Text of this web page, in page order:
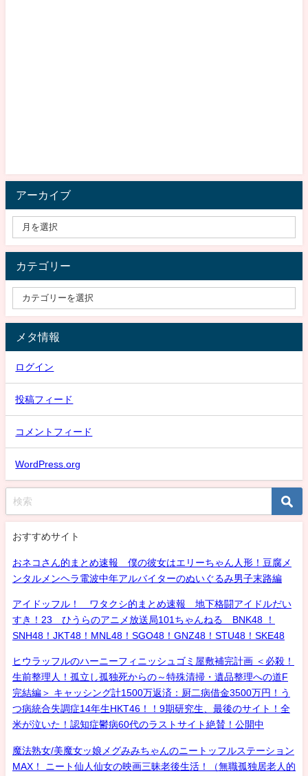
アーカイブ
カテゴリー
メタ情報
ログイン
投稿フィード
コメントフィード
WordPress.org
おすすめサイト
おネコさん的まとめ速報 僕の彼女はエリーちゃん人形！豆腐メ
ンタルメンヘラ電波中年アルバイターのぬいぐるみ男子末路編
アイドッフル！ ワタクシ的まとめ速報 地下格闘アイドルだい
すき！23 ひうらのアニメ放送局101ちゃんねる BNK48 ！
SNH48！JKT48！MNL48！SGO48！GNZ48！STU48！SKE48
ヒウラッフルのハーニーフィニッシュゴミ屋敷補完計画 ＜必殺！
生前整理人！孤立し孤独死からの～特殊清掃・遺品整理への道F
完結編＞ キャッシング計1500万返済：厨二病借金3500万円！う
つ病統合失調症14年生HKT46！！9期研究生、最後のサイト！全
米が泣いた！認知症鬱病60代のラストサイト絶賛！公開中
魔法熟女/美魔女ッ娘メグみみちゃんのニートッフルステーション
MAX！ ニート仙人仙女の映画三昧老後生活！（無職孤独居老人的